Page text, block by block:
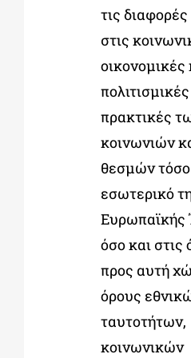
τις
στις
οικονομικές
πολιτισμικές
πρακτικές
κοινωνιών
θεσμών
εσωτερικό
Ευρωπαϊκής
όσο και στις
προς αυτή
όρους
ταυτοτήτων,
κοινωνικών